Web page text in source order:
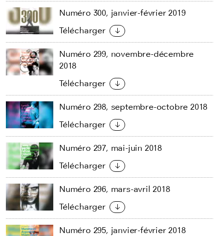
Numéro 300, janvier-février 2019
Télécharger
Numéro 299, novembre-décembre
2018
Télécharger
Numéro 298, septembre-octobre 2018
Télécharger
Numéro 297, mai-juin 2018
Télécharger
Numéro 296, mars-avril 2018
Télécharger
Numéro 295, janvier-février 2018